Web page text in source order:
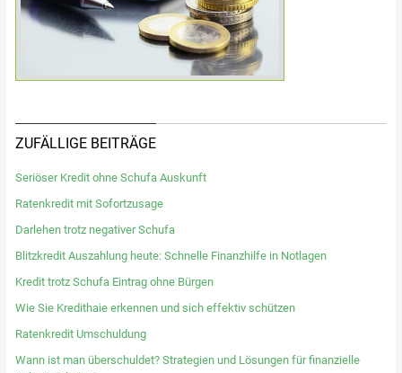
ZUFÄLLIGE BEITRÄGE
Seriöser Kredit ohne Schufa Auskunft
Ratenkredit mit Sofortzusage
Darlehen trotz negativer Schufa
Blitzkredit Auszahlung heute: Schnelle Finanzhilfe in Notlagen
Kredit trotz Schufa Eintrag ohne Bürgen
Wie Sie Kredithaie erkennen und sich effektiv schützen
Ratenkredit Umschuldung
Wann ist man überschuldet? Strategien und Lösungen für finanzielle